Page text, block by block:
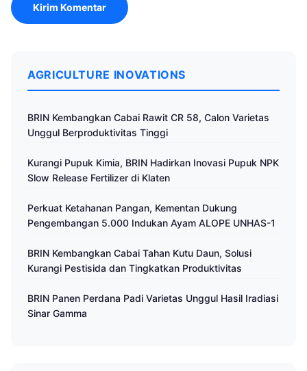
AGRICULTURE INOVATIONS
BRIN Kembangkan Cabai Rawit CR 58, Calon Varietas
Unggul Berproduktivitas Tinggi
Kurangi Pupuk Kimia, BRIN Hadirkan Inovasi Pupuk NPK
Slow Release Fertilizer di Klaten
Perkuat Ketahanan Pangan, Kementan Dukung
Pengembangan 5.000 Indukan Ayam ALOPE UNHAS-1
BRIN Kembangkan Cabai Tahan Kutu Daun, Solusi
Kurangi Pestisida dan Tingkatkan Produktivitas
BRIN Panen Perdana Padi Varietas Unggul Hasil Iradiasi
Sinar Gamma